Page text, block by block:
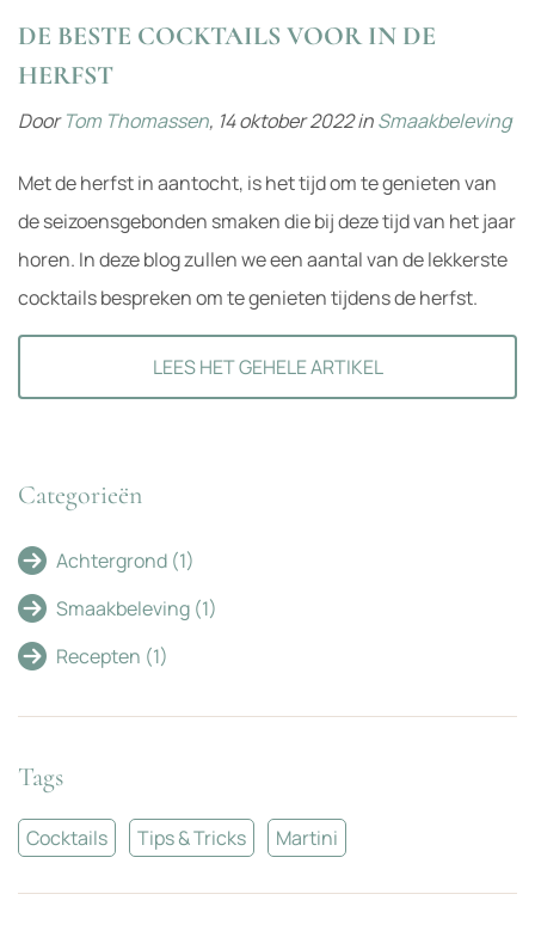
DE BESTE COCKTAILS VOOR IN DE
HERFST
DoorTom Thomassen, 14 oktober 2022inSmaakbeleving
Met de herfst in aantocht, is het tijd om te genieten van
de seizoensgebonden smaken die bij deze tijd van het jaar
horen. In deze blog zullen we een aantal van de lekkerste
cocktails bespreken om te genieten tijdens de herfst.
LEES HET GEHELE ARTIKEL
Categorieën
Achtergrond (1)
Smaakbeleving (1)
Recepten (1)
Tags
Cocktails Tips & Tricks Martini